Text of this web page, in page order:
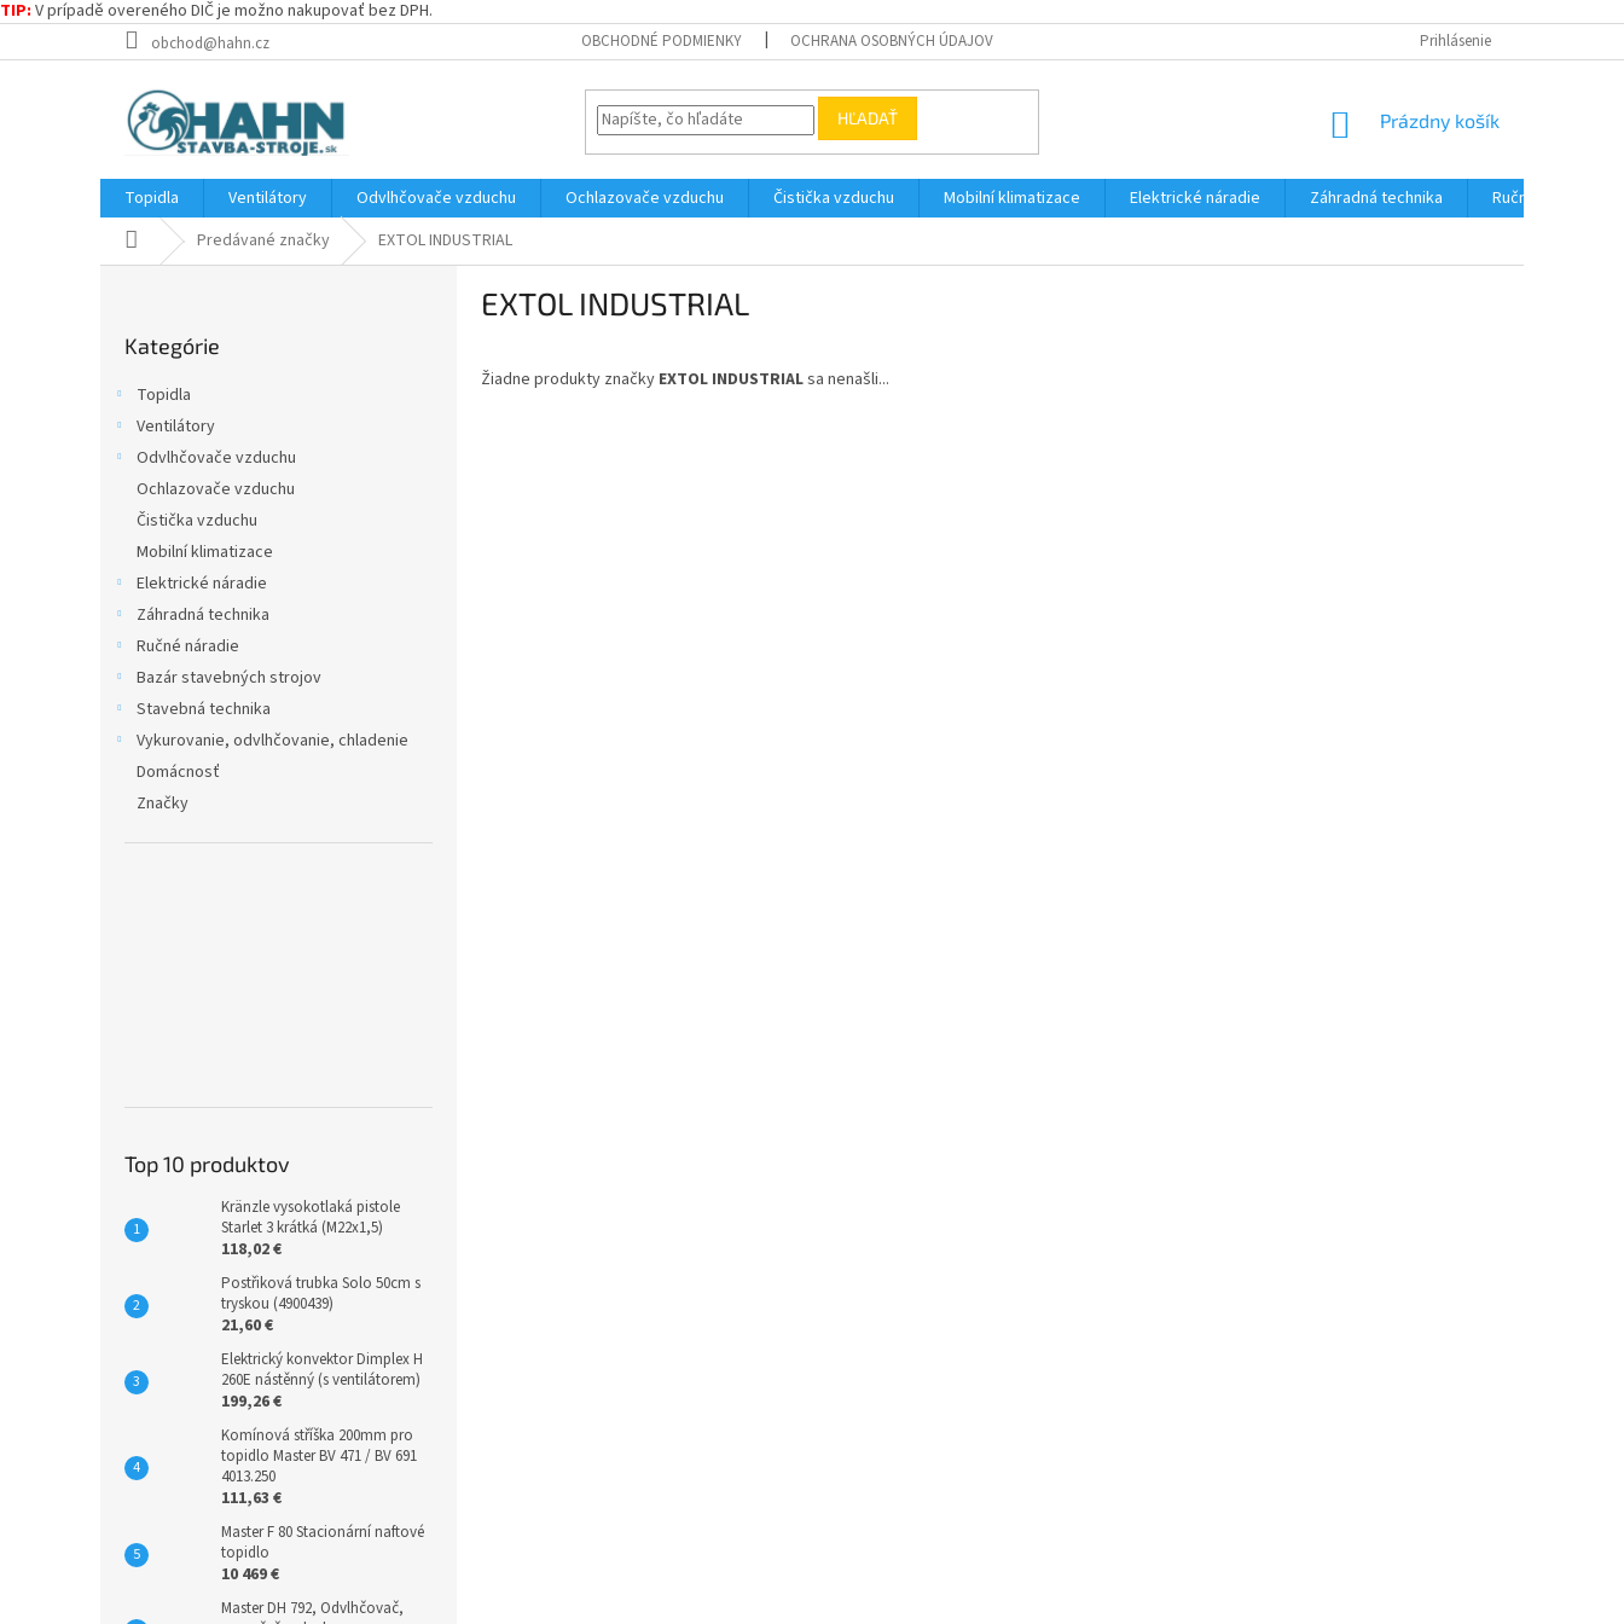
TIP: V prípadě overeného DIČ je možno nakupovať bez DPH.
na
obchod@hahn.cz OBCHODNÉ PODMIENKY OCHRANA OSOBNÝCH ÚDAJOV Prihlásenie
HĽADAŤ
NÁKUPNÝ
Prázdny košík
Topidla Ventilátory Odvlhčovače vzduchu Ochlazovače vzduchu Čistička vzduchu Mobilní klimatizace Elektrické náradie Záhradná technika
Ručné náradie
DomovPredávané značky EXTOL INDUSTRIAL
kategórie
Kategórie
Topidla
Ventilátory
Odvlhčovače vzduchu
Ochlazovače vzduchu
Čistička vzduchu
Mobilní klimatizace
Elektrické náradie
Záhradná technika
Ručné náradie
Bazár stavebných strojov
Stavebná technika
Vykurovanie, odvlhčovanie, chladenie
Domácnosť
Značky
Top 10 produktov
Kränzle vysokotlaká pistole
Starlet 3 krátká (M22x1,5)
118,02 €
Postřiková trubka Solo 50cm s
tryskou (4900439)
21,60 €
Elektrický konvektor Dimplex H
260E nástěnný (s ventilátorem)
199,26 €
Komínová stříška 200mm pro
topidlo Master BV 471 / BV 691
4013.250
111,63 €
Master F 80 Stacionární naftové
topidlo
10 469 €
Master DH 792, Odvlhčovač,
EXTOL INDUSTRIAL
Žiadne produkty značky EXTOL INDUSTRIALsa nenašli...